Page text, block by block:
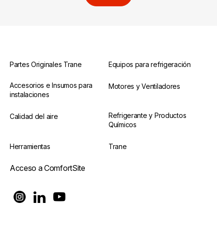
Partes Originales Trane Equipos para refrigeración
Accesorios e Insumos para
instalaciones
Motores y Ventiladores
Calidad del aire
Refrigerante y Productos
Químicos
Herramientas Trane
Acceso a ComfortSite